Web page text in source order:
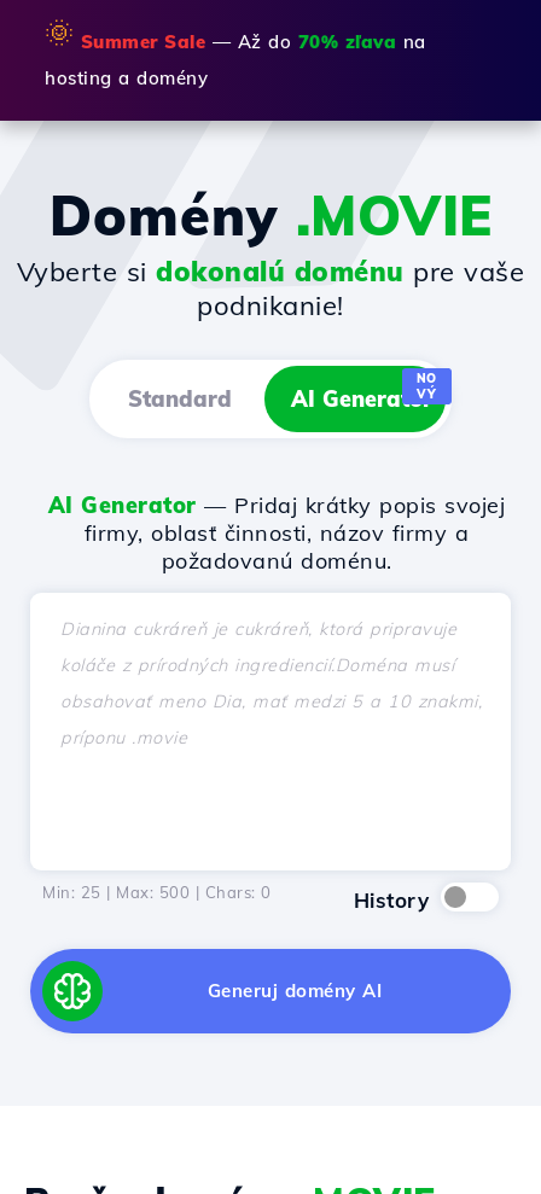
🌞 Summer Sale — Až do 70% zľava na
hosting a domény
Domény .MOVIE
Vyberte sidokonalú doménu pre vaše
podnikanie!
Standard AI Generator
NO
VÝ
AI Generator — Pridaj krátky popis svojej
firmy, oblasť činnosti, názov firmy a
požadovanú doménu.
Min: 25 | Max: 500 | Chars: 0 History
Generuj domény AI